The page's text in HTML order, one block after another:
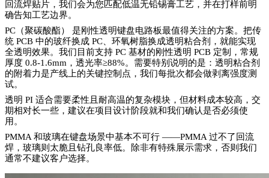
回流焊贴片，我们会为您匹配低温无铅锡膏工艺，并在打样前明
确告知工艺边界。
PC（聚碳酸酯） 是刚性透明键盘电路板最值得关注的方案。把传
统 PCB 中的玻纤换成 PC、环氧树脂换成透明粘合剂，就能实现
全透明效果。我们目前支持 PC 基材的刚性透明 PCB 定制，常规
厚度 0.8-1.6mm，透光率≥88%。需要特别说明的是：透明粘合剂
的附着力是产线上的关键控制点，我们每批次都会做剥离强度测
试。
透明 PI 适合需要柔性且耐高温的复杂模块，但材料成本较高，交
期相对长一些，建议在项目设计阶段就和我们确认是否必须使
用。
PMMA 和玻璃在键盘场景中基本不可行 ——PMMA 过不了回流
焊，玻璃则太脆且钻孔良率低。除非有特殊展示需求，否则我们
通常不建议客户选择。